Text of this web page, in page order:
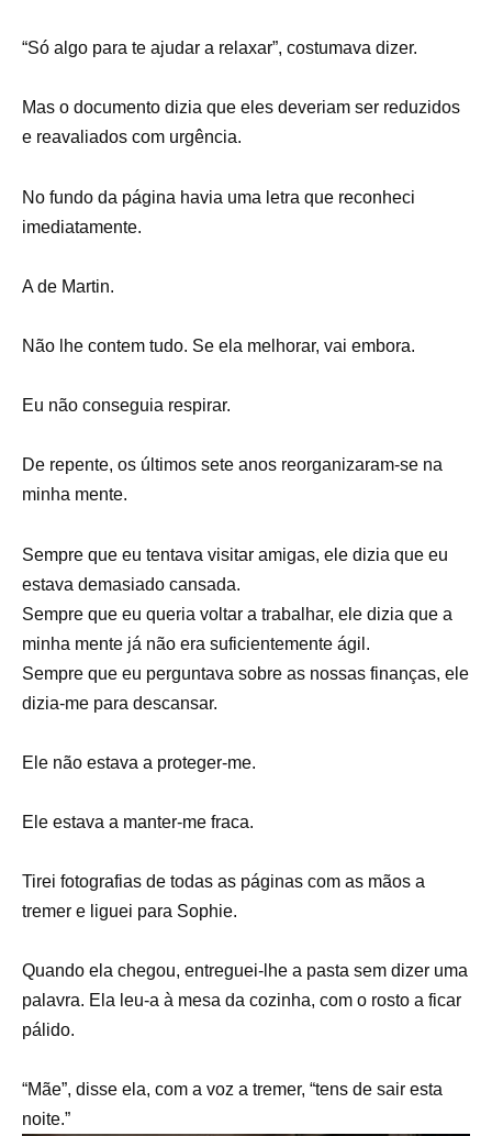
“Só algo para te ajudar a relaxar”, costumava dizer.
Mas o documento dizia que eles deveriam ser reduzidos
e reavaliados com urgência.
No fundo da página havia uma letra que reconheci
imediatamente.
A de Martin.
Não lhe contem tudo. Se ela melhorar, vai embora.
Eu não conseguia respirar.
De repente, os últimos sete anos reorganizaram-se na
minha mente.
Sempre que eu tentava visitar amigas, ele dizia que eu
estava demasiado cansada.
Sempre que eu queria voltar a trabalhar, ele dizia que a
minha mente já não era suficientemente ágil.
Sempre que eu perguntava sobre as nossas finanças, ele
dizia-me para descansar.
Ele não estava a proteger-me.
Ele estava a manter-me fraca.
Tirei fotografias de todas as páginas com as mãos a
tremer e liguei para Sophie.
Quando ela chegou, entreguei-lhe a pasta sem dizer uma
palavra. Ela leu-a à mesa da cozinha, com o rosto a ficar
pálido.
“Mãe”, disse ela, com a voz a tremer, “tens de sair esta
noite.”